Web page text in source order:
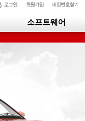
소프트웨어